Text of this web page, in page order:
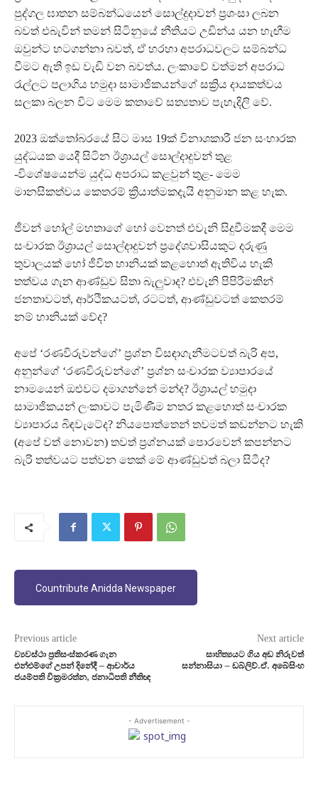
පුද්ගල ඝාතන සම්බන්ධයෙන් සොල්දුදාවන් ප්‍රශංසා ලබන
බවත් එබැවින් තමන් සිටිනුයේ නීතියට උඩින්ය යන හැඟීම
ඔවුන්ට හටගන්නා බවත්, ඒ හරහා අපරාධවලට සම්බන්ධ
වීමට ඇති ඉඩ වැඩි වන බවත්ය. ලංකාවේ වත්මන් අපරාධ
රැල්ලට පලාගිය හමුදා සාමාජිකයන්ගේ සක්‍රිය දායකත්වය
සලකා බලන විට මෙම කතාවේ සත්‍යතාව පැහැදිලි වේ.
2023 ඔක්තෝබරයේ සිට මාස 19ක් විනාශකාරී ජන සංහාරක
යුද්ධයක යෙදී සිටින ඊශ්‍රායල් සොල්දාදුවන් තුළ
-විශේෂයෙන්ම යුද්ධ අපරාධ කළවුන් තුළ- මෙම
මානසිකත්වය කෙතරම් ක්‍රියාත්මකදැයි අනුමාන කළ හැක.
ජීවන් හෝල් මහතාගේ හෝ වෙනත් එවැනි සිදුවීමකදී මෙම
සංචාරක ඊශ්‍රායල් සොල්දාදුවන් ප්‍රදේශවාසියකුට දරුණු
තුවාලයක් හෝ ජීවිත හානියක් කළහොත් ඇතිවිය හැකි
තත්වය ගැන ආණ්ඩුව සිතා බැලුවාද? එවැනි පිපිරීමකින්
ජනතාවටත්, ආර්ථිකයටත්, රටටත්, ආණ්ඩුවටත් කෙතරම්
නම් හානියක් වේද?
අපේ ‘රණවිරුවන්ගේ’ ප්‍රශ්න විසඳාගැනීමටවත් බැරි අප,
අනුන්ගේ ‘රණවිරුවන්ගේ’ ප්‍රශ්න සංචාරක ව්‍යාපාරයේ
නාමයෙන් ඔළුවට දමාගන්නේ මන්ද? ඊශ්‍රායල් හමුදා
සාමාජිකයන් ලංකාවට පැමිණීම නතර කළහොත් සංචාරක
ව්‍යාපාරය බිඳවැටේද? නියපොත්තෙන් තවමත් කඩන්නට හැකි
(අපේ වත් නොවන) තවත් ප්‍රශ්නයක් පොරවෙන් කපන්නට
බැරි තත්වයට පත්වන තෙක් මේ ආණ්ඩුවත් බලා සිටීද?
Countribute Anidda Newspaper
Previous article
ව්‍යවස්ථා ප්‍රතිසංස්කරණ ගැන
එන්එම්ගේ උපන් දිනේදී – ආචාර්ය
ජයම්පති වික්‍රමරත්න, ජනාධිපති නීතිඥ
Next article
සාහිත්‍යයට ගිය අඩ නිරුවත්
සන්නාසියා – ඩබ්ලිව්.ඒ. අබේසිංහ
- Advertisement -